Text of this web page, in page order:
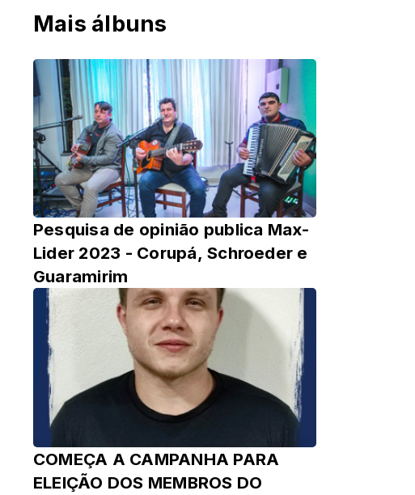
Mais álbuns
Pesquisa de opinião publica Max-
Lider 2023 - Corupá, Schroeder e
Guaramirim
COMEÇA A CAMPANHA PARA
ELEIÇÃO DOS MEMBROS DO